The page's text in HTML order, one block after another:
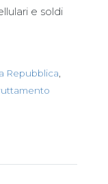
e soldi
Repubblica